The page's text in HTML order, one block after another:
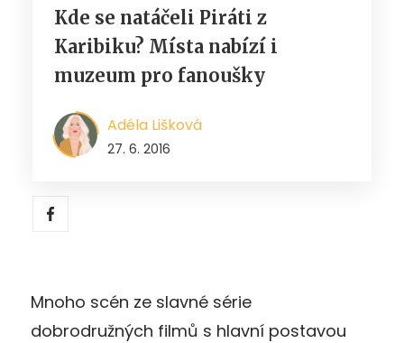
Kde se natáčeli Piráti z
Karibiku? Místa nabízí i
muzeum pro fanoušky
Adéla Lišková
27. 6. 2016
Mnoho scén ze slavné série
dobrodružných filmů s hlavní postavou